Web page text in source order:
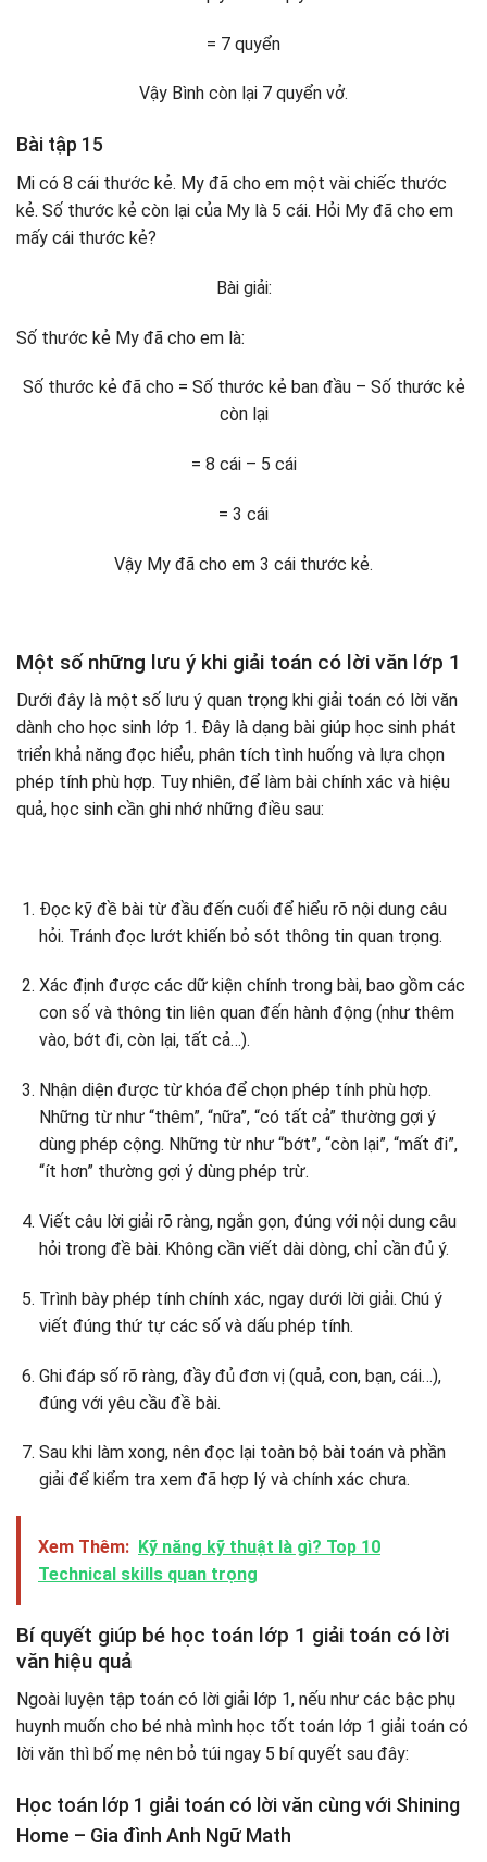
= 7 quyển
Vậy Bình còn lại 7 quyển vở.
Bài tập 15
Mi có 8 cái thước kẻ. My đã cho em một vài chiếc thước
kẻ. Số thước kẻ còn lại của My là 5 cái. Hỏi My đã cho em
mấy cái thước kẻ?
Bài giải:
Số thước kẻ My đã cho em là:
Số thước kẻ đã cho = Số thước kẻ ban đầu – Số thước kẻ
còn lại
= 8 cái – 5 cái
= 3 cái
Vậy My đã cho em 3 cái thước kẻ.
Một số những lưu ý khi giải toán có lời văn lớp 1
Dưới đây là một số lưu ý quan trọng khi giải toán có lời văn
dành cho học sinh lớp 1. Đây là dạng bài giúp học sinh phát
triển khả năng đọc hiểu, phân tích tình huống và lựa chọn
phép tính phù hợp. Tuy nhiên, để làm bài chính xác và hiệu
quả, học sinh cần ghi nhớ những điều sau:
Đọc kỹ đề bài từ đầu đến cuối để hiểu rõ nội dung câu
hỏi. Tránh đọc lướt khiến bỏ sót thông tin quan trọng.
Xác định được các dữ kiện chính trong bài, bao gồm các
con số và thông tin liên quan đến hành động (như thêm
vào, bớt đi, còn lại, tất cả…).
Nhận diện được từ khóa để chọn phép tính phù hợp.
Những từ như “thêm”, “nữa”, “có tất cả” thường gợi ý
dùng phép cộng. Những từ như “bớt”, “còn lại”, “mất đi”,
“ít hơn” thường gợi ý dùng phép trừ.
Viết câu lời giải rõ ràng, ngắn gọn, đúng với nội dung câu
hỏi trong đề bài. Không cần viết dài dòng, chỉ cần đủ ý.
Trình bày phép tính chính xác, ngay dưới lời giải. Chú ý
viết đúng thứ tự các số và dấu phép tính.
Ghi đáp số rõ ràng, đầy đủ đơn vị (quả, con, bạn, cái…),
đúng với yêu cầu đề bài.
Sau khi làm xong, nên đọc lại toàn bộ bài toán và phần
giải để kiểm tra xem đã hợp lý và chính xác chưa.
Xem Thêm: Kỹ năng kỹ thuật là gì? Top 10
Technical skills quan trọng
Bí quyết giúp bé học toán lớp 1 giải toán có lời
văn hiệu quả
Ngoài luyện tập toán có lời giải lớp 1, nếu như các bậc phụ
huynh muốn cho bé nhà mình học tốt toán lớp 1 giải toán có
lời văn thì bố mẹ nên bỏ túi ngay 5 bí quyết sau đây:
Học toán lớp 1 giải toán có lời văn cùng với Shining
Home – Gia đình Anh Ngữ Math